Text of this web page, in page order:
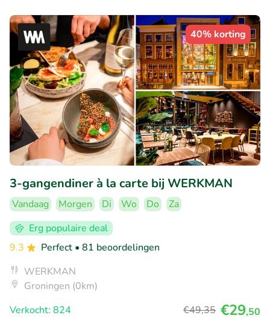
40% korting
3-gangendiner à la carte bij WERKMAN
Vandaag Morgen Di Wo Do
Za
Erg populaire deal
9.3
Perfect • 81 beoordelingen
WERKMAN
Groningen (0km)
Verkocht: 824
€49,35 €29,50